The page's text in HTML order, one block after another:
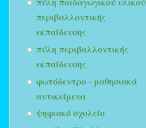
περιβαλλοντικής
εκπαίδευσης
πύλη περιβαλλοντικής
εκπαίδευσης
φωτόδεντρο - μαθησιακά
αντικείμενα
ψηφιακό σχολείο